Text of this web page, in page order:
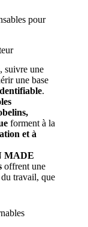
pour
, suivre une
une base
.
forment à la
et à
MADE
offrent une
travail, que